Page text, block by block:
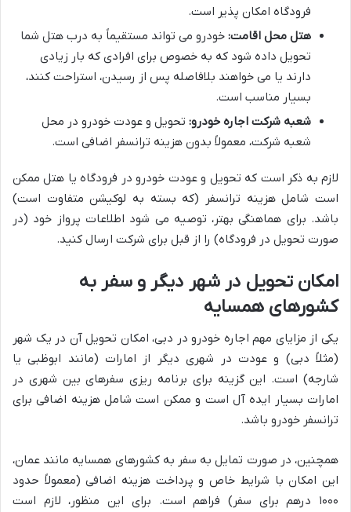
فرودگاه امکان پذیر است.
هتل محل اقامت: خودرو می تواند مستقیماً به درب هتل شما
تحویل داده شود که به خصوص برای افرادی که بار زیادی
دارند یا می خواهند بلافاصله پس از رسیدن، استراحت کنند،
بسیار مناسب است.
شعبه شرکت اجاره خودرو: تحویل و عودت خودرو در محل
شعبه شرکت، معمولاً بدون هزینه ترانسفر اضافی است.
لازم به ذکر است که تحویل و عودت خودرو در فرودگاه یا هتل ممکن
است شامل هزینه ترانسفر (که بسته به لوکیشن متفاوت است)
باشد. برای هماهنگی بهتر، توصیه می شود اطلاعات پرواز خود (در
صورت تحویل در فرودگاه) را از قبل برای شرکت ارسال کنید.
امکان تحویل در شهر دیگر و سفر به
کشورهای همسایه
یکی از مزایای مهم اجاره خودرو در دبی، امکان تحویل آن در یک شهر
(مثلاً دبی) و عودت در شهری دیگر از امارات (مانند ابوظبی یا
شارجه) است. این گزینه برای برنامه ریزی سفرهای بین شهری در
امارات بسیار ایده آل است و ممکن است شامل هزینه اضافی برای
ترانسفر خودرو باشد.
همچنین، در صورت تمایل به سفر به کشورهای همسایه مانند عمان،
این امکان با شرایط خاص و پرداخت هزینه اضافی (معمولاً حدود
۱۰۰۰ درهم برای سفر) فراهم است. برای این منظور، لازم است